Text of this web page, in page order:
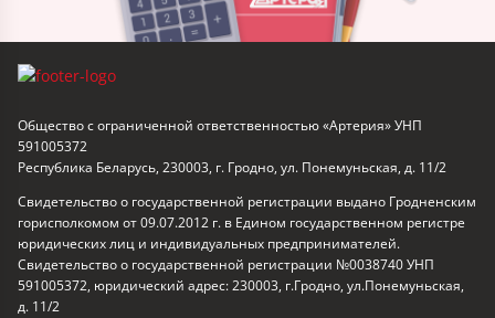
Общество с ограниченной ответственностью «Артерия» УНП
591005372
Республика Беларусь, 230003, г. Гродно, ул. Понемуньская, д. 11/2
Свидетельство о государственной регистрации выдано Гродненским
горисполкомом от 09.07.2012 г. в Едином государственном регистре
юридических лиц и индивидуальных предпринимателей.
Свидетельство о государственной регистрации №0038740 УНП
591005372, юридический адрес: 230003, г.Гродно, ул.Понемуньская,
д. 11/2